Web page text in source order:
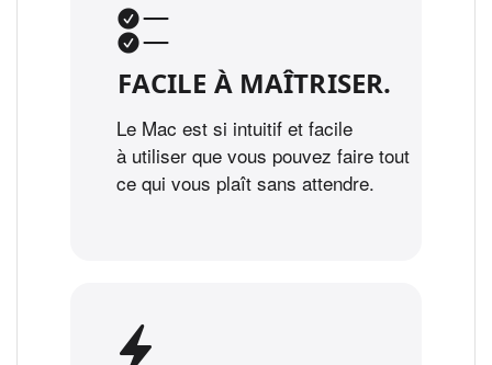
FACILE À MAÎTRISER.
Le Mac est si intuitif et facile
à utiliser que vous pouvez faire tout
ce qui vous plaît sans attendre.